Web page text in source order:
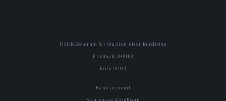
TISHK-Zentrum für Studien über Kurdistan
Postfach: 840108
51033 Köln
Bank account